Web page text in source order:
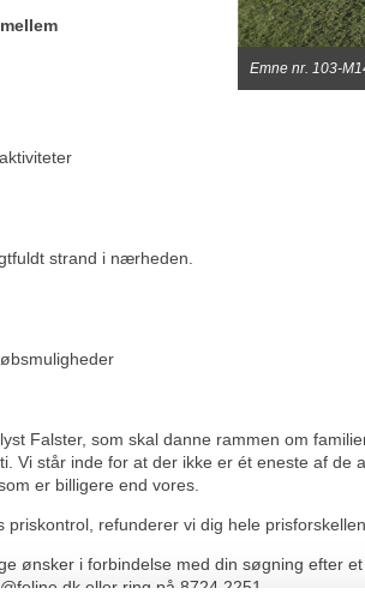
Emne nr. 103-
strand i nærheden.
Falster, som skal danne rammen om
Vi står inde for at der ikke er ét eneste af de
er billigere end vores.
refunderer vi dig hele
ønsker i forbindelse med din søgning efter
eller ring på 8724 2251.